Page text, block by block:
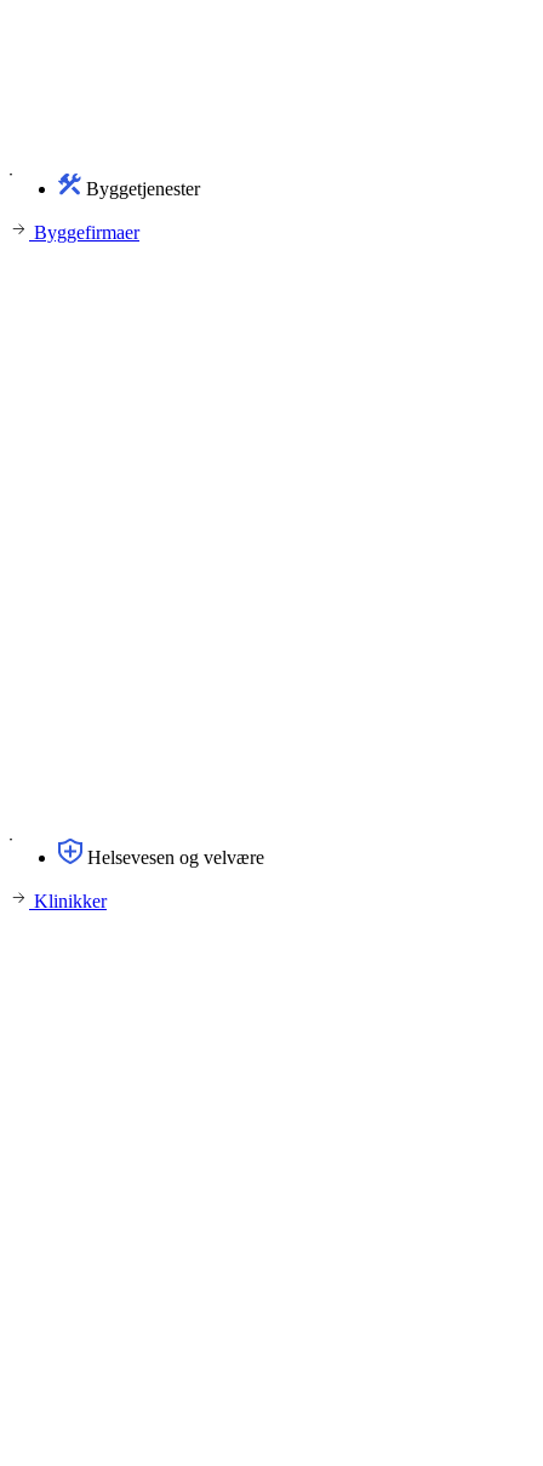
Byggetjenester
Byggefirmaer
Helsevesen og velvære
Klinikker